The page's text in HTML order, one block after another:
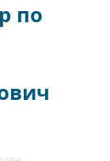
по